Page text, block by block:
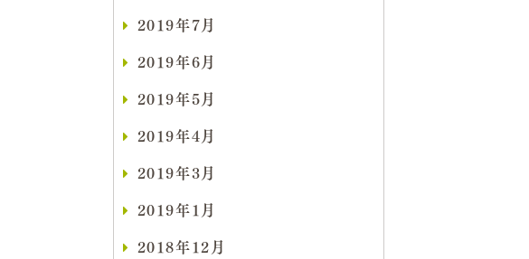
2019年7月
2019年6月
2019年5月
2019年4月
2019年3月
2019年1月
2018年12月